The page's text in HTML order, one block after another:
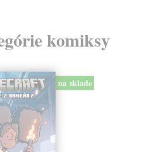
komiksy
na sklade